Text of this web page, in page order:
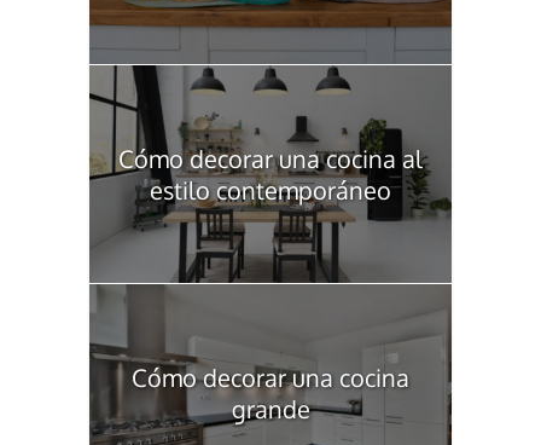
Cómo decorar una cocina al
estilo contemporáneo
Cómo decorar una cocina
grande